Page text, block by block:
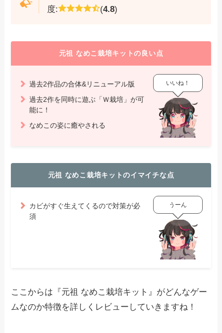
度:
(4.8)
元祖 なめこ栽培キットの良い点
過去2作品の合体&リニューアル版
過去2作を同時に遊ぶ「Ｗ栽培」が可
能に！
なめこの姿に癒やされる
いいね！
元祖 なめこ栽培キットのイマイチな点
カビがすぐ生えてくるので対策が必
須
うーん
ここからは『元祖 なめこ栽培キット』がどんなゲー
ムなのか特徴を詳しくレビューしていきますね！